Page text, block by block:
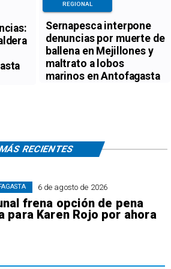
Sernapesca interpone
denuncias por muerte de
ballena en Mejillones y
maltrato a lobos
marinos en Antofagasta
REGIONAL
6 de agosto de 2026
frena opción de pena
para Karen Rojo por ahora
RECIENTES